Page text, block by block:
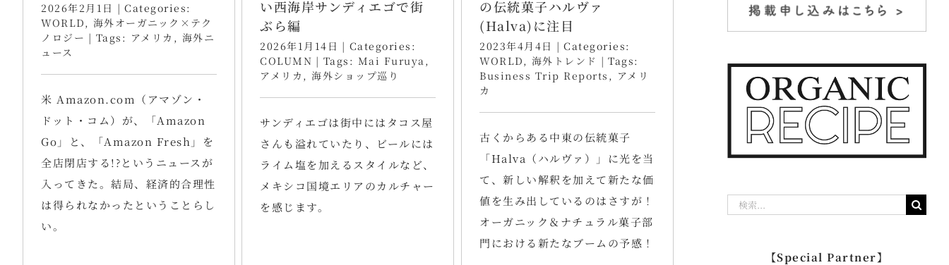
2026年2月1日 | Categories:
WORLD , 海外オーガニック×テク
ノロジー | Tags: アメリカ , 海外ニ
ュース
米 Amazon.com（アマゾン・
ドット・コム）が、「Amazon
Go」と、「Amazon Fresh」を
全店閉店する!?というニュースが
入ってきた。結局、経済的合理性
は得られなかったということらし
い。
い西海岸サンディエゴで街
ぶら編
2026年1月14日 | Categories:
COLUMN | Tags: Mai Furuya ,
アメリカ , 海外ショップ巡り
サンディエゴは街中にはタコス屋
さんも溢れていたり、ビールには
ライム塩を加えるスタイルなど、
メキシコ国境エリアのカルチャー
を感じます。
の伝統菓子ハルヴァ
(Halva)に注目
2023年4月4日 | Categories:
WORLD , 海外トレンド | Tags:
Business Trip Reports , アメリ
カ
古くからある中東の伝統菓子
「Halva（ハルヴァ）」に光を当
て、新しい解釈を加えて新たな価
値を生み出しているのはさすが！
オーガニック＆ナチュラル菓子部
門における新たなブームの予感！
【Special Partner】